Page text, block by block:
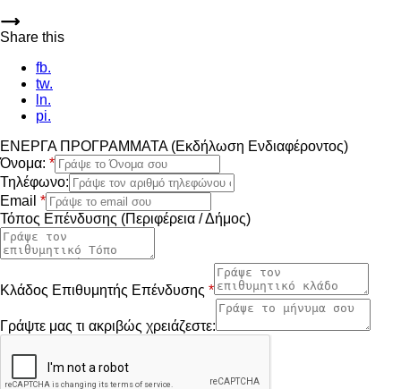
Share this
fb.
tw.
ln.
pi.
ΕΝΕΡΓΑ ΠΡΟΓΡΑΜΜΑΤΑ (Εκδήλωση Ενδιαφέροντος)
Όνομα: *
Τηλέφωνο:
Email *
Τόπος Επένδυσης (Περιφέρεια / Δήμος)
Κλάδος Επιθυμητής Επένδυσης *
Γράψτε μας τι ακριβώς χρειάζεστε: